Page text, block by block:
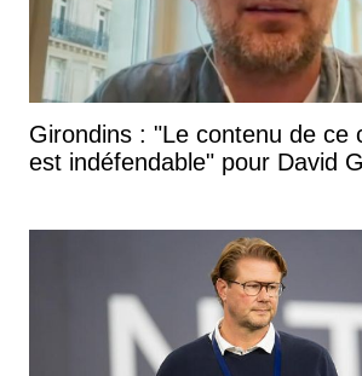
Girondins : "Le contenu de ce
est indéfendable" pour David